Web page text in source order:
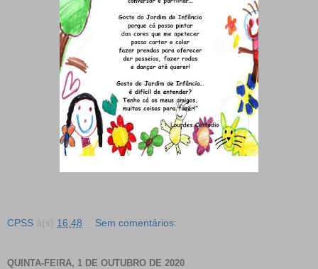
CPSS à(s) 16:48 Sem comentários:
QUINTA-FEIRA, 1 DE OUTUBRO DE 2020